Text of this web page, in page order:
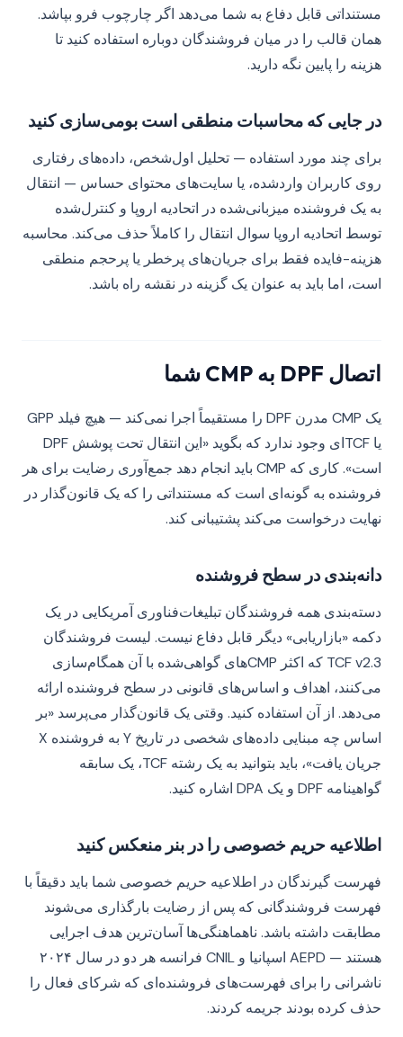
مستنداتی قابل دفاع به شما می‌دهد اگر چارچوب فرو بپاشد.
همان قالب را در میان فروشندگان دوباره استفاده کنید تا
هزینه را پایین نگه دارید.
در جایی که محاسبات منطقی است بومی‌سازی کنید
برای چند مورد استفاده — تحلیل اول‌شخص، داده‌های رفتاری
روی کاربران واردشده، یا سایت‌های محتوای حساس — انتقال
به یک فروشنده میزبانی‌شده در اتحادیه اروپا و کنترل‌شده
توسط اتحادیه اروپا سوال انتقال را کاملاً حذف می‌کند. محاسبه
هزینه-فایده فقط برای جریان‌های پرخطر یا پرحجم منطقی
است، اما باید به عنوان یک گزینه در نقشه راه باشد.
اتصال DPF به CMP شما
یک CMP مدرن DPF را مستقیماً اجرا نمی‌کند — هیچ فیلد GPP
یا TCF‌ای وجود ندارد که بگوید «این انتقال تحت پوشش DPF
است». کاری که CMP باید انجام دهد جمع‌آوری رضایت برای هر
فروشنده به گونه‌ای است که مستنداتی را که یک قانون‌گذار در
نهایت درخواست می‌کند پشتیبانی کند.
دانه‌بندی در سطح فروشنده
دسته‌بندی همه فروشندگان تبلیغات‌فناوری آمریکایی در یک
دکمه «بازاریابی» دیگر قابل دفاع نیست. لیست فروشندگان
TCF v2.3 که اکثر CMPهای گواهی‌شده با آن همگام‌سازی
می‌کنند، اهداف و اساس‌های قانونی در سطح فروشنده ارائه
می‌دهد. از آن استفاده کنید. وقتی یک قانون‌گذار می‌پرسد «بر
اساس چه مبنایی داده‌های شخصی در تاریخ Y به فروشنده X
جریان یافت»، باید بتوانید به یک رشته TCF، یک سابقه
گواهینامه DPF و یک DPA اشاره کنید.
اطلاعیه حریم خصوصی را در بنر منعکس کنید
فهرست گیرندگان در اطلاعیه حریم خصوصی شما باید دقیقاً با
فهرست فروشندگانی که پس از رضایت بارگذاری می‌شوند
مطابقت داشته باشد. ناهماهنگی‌ها آسان‌ترین هدف اجرایی
هستند — AEPD اسپانیا و CNIL فرانسه هر دو در سال ۲۰۲۴
ناشرانی را برای فهرست‌های فروشنده‌ای که شرکای فعال را
حذف کرده بودند جریمه کردند.